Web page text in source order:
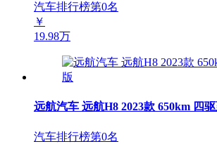
汽车排行榜第0名
￥
19.98万
远航汽车 远航H8 2023款 650km 四
汽车排行榜第0名